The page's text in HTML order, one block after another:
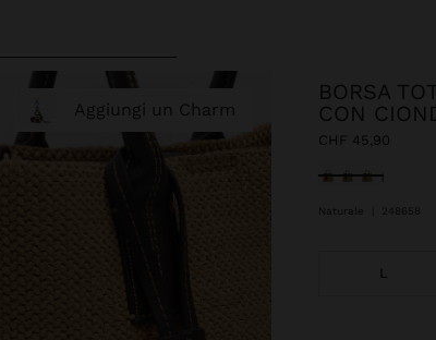
Aggiungi un Charm
BORSA
CON
CHF 45,90
Selezionato
Naturale 248658
L